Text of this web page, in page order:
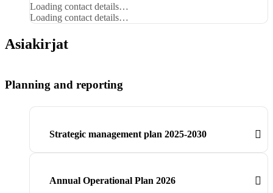
Telephone
number
Loading contact details…
Email
Loading contact details…
Asiakirjat
Planning and reporting
Strategic management plan 2025-2030
Annual Operational Plan 2026